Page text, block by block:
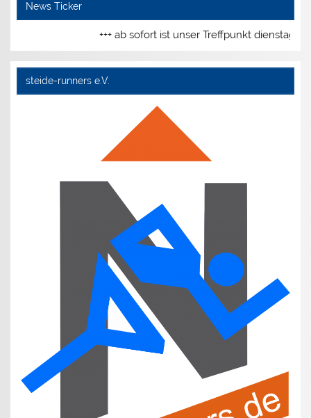
News Ticker
+++ ab sofort ist unser Treffpunkt dienstags
steide-runners e.V.